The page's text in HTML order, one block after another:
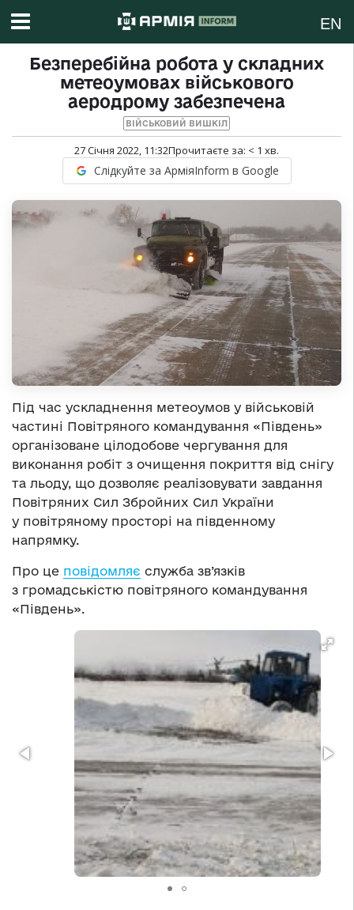
EN
Безперебійна робота у складних
метеоумовах військового
аеродрому забезпечена
ВІЙСЬКОВИЙ ВИШКІЛ
27 Січня 2022, 11:32Прочитаєте за: < 1 хв.
Слідкуйте за АрміяInform в Google
Під час ускладнення метеоумов у військовій
частині Повітряного командування «Південь»
організоване цілодобове чергування для
виконання робіт з очищення покриття від снігу
та льоду, що дозволяє реалізовувати завдання
Повітряних Сил Збройних Сил України
у повітряному просторі на південному
напрямку.
Про це повідомляє служба зв’язків
з громадськістю повітряного командування
«Південь».